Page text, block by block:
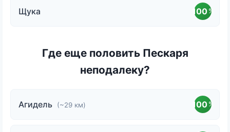
Щука 100 %
Где еще половить Пескаря
неподалеку?
Агидель (~29 км) 100 %